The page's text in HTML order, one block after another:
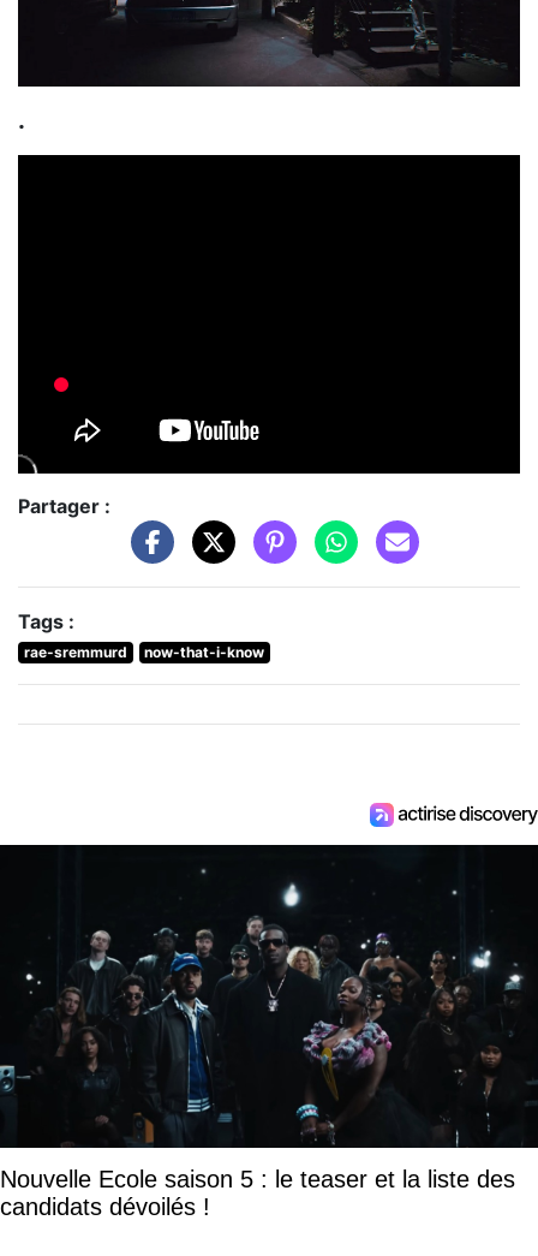
.
Partager :
Tags :
rae-sremmurd now-that-i-know
Nouvelle Ecole saison 5 : le teaser et la liste des
candidats dévoilés !